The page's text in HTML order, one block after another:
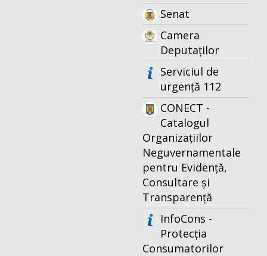
Senat
Camera
Deputaților
Serviciul de
urgență 112
CONECT -
Catalogul
Organizațiilor
Neguvernamentale
pentru Evidență,
Consultare și
Transparență
InfoCons -
Protecția
Consumatorilor